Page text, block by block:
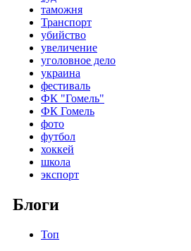
таможня
Транспорт
убийство
увеличение
уголовное дело
украина
фестиваль
ФК "Гомель"
ФК Гомель
фото
футбол
хоккей
школа
экспорт
Блоги
Топ